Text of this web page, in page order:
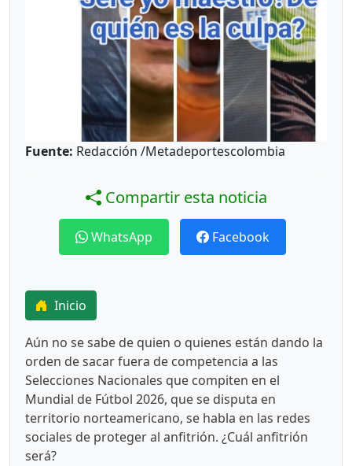
Fuente: Redacción /Metadeportescolombia
Compartir esta noticia
WhatsApp Facebook
Inicio
Aún no se sabe de quien o quienes están dando la
orden de sacar fuera de competencia a las
Selecciones Nacionales que compiten en el
Mundial de Fútbol 2026, que se disputa en
territorio norteamericano, se habla en las redes
sociales de proteger al anfitrión. ¿Cuál anfitrión
será?